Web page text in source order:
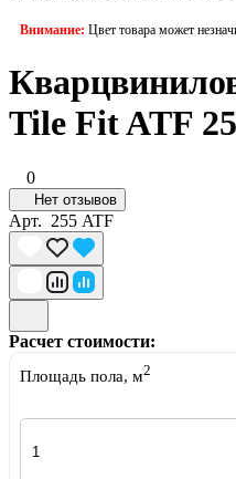
Внимание: Цвет товара может
Tile Fit ATF
0
Нет отзывов
Арт. 255 ATF
Расчет стоимости:
Площадь пола, м2